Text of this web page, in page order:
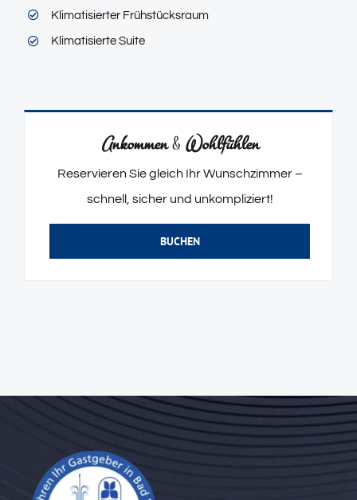
Klimatisierter Frühstücksraum
Klimatisierte Suite
Ankommen& Wohlfühlen
Reservieren Sie gleich Ihr Wunschzimmer –
schnell, sicher und unkompliziert!
BUCHEN